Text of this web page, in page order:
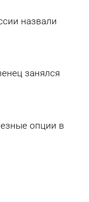
назвали
занялся
опции в